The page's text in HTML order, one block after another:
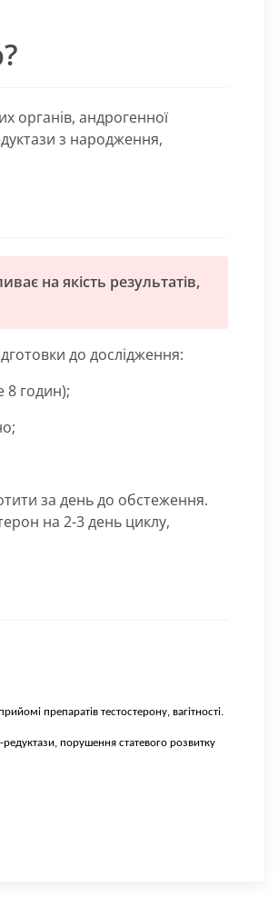
органів, андрогенної
з народження,
на якість результатів,
до дослідження:
8 годин);
за день до обстеження.
на 2-3 день циклу,
препаратів тестостерону, вагітності.
порушення статевого розвитку